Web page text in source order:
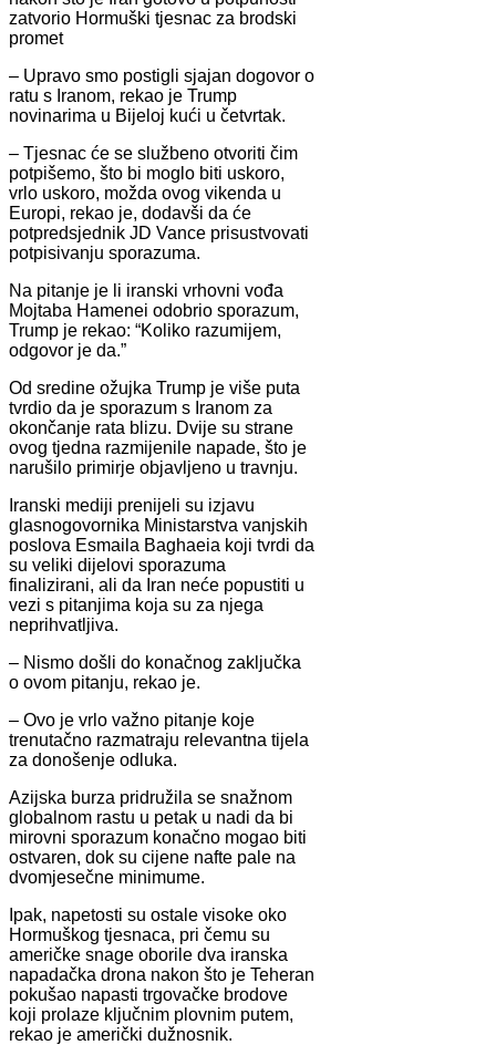
zatvorio Hormuški tjesnac za brodski
promet
– Upravo smo postigli sjajan dogovor o
ratu s Iranom, rekao je Trump
novinarima u Bijeloj kući u četvrtak.
– Tjesnac će se službeno otvoriti čim
potpišemo, što bi moglo biti uskoro,
vrlo uskoro, možda ovog vikenda u
Europi, rekao je, dodavši da će
potpredsjednik JD Vance prisustvovati
potpisivanju sporazuma.
Na pitanje je li iranski vrhovni vođa
Mojtaba Hamenei odobrio sporazum,
Trump je rekao: “Koliko razumijem,
odgovor je da.”
Od sredine ožujka Trump je više puta
tvrdio da je sporazum s Iranom za
okončanje rata blizu. Dvije su strane
ovog tjedna razmijenile napade, što je
narušilo primirje objavljeno u travnju.
Iranski mediji prenijeli su izjavu
glasnogovornika Ministarstva vanjskih
poslova Esmaila Baghaeia koji tvrdi da
su veliki dijelovi sporazuma
finalizirani, ali da Iran neće popustiti u
vezi s pitanjima koja su za njega
neprihvatljiva.
– Nismo došli do konačnog zaključka
o ovom pitanju, rekao je.
– Ovo je vrlo važno pitanje koje
trenutačno razmatraju relevantna tijela
za donošenje odluka.
Azijska burza pridružila se snažnom
globalnom rastu u petak u nadi da bi
mirovni sporazum konačno mogao biti
ostvaren, dok su cijene nafte pale na
dvomjesečne minimume.
Ipak, napetosti su ostale visoke oko
Hormuškog tjesnaca, pri čemu su
američke snage oborile dva iranska
napadačka drona nakon što je Teheran
pokušao napasti trgovačke brodove
koji prolaze ključnim plovnim putem,
rekao je američki dužnosnik.